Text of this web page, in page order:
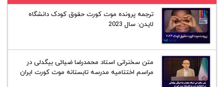
ترجمه پرونده موت کورت حقوق کودک دانشگاه
لایدن: سال 2023
متن سخنرانی استاد محمدرضا ضیائی بیگدلی در
مراسم اختتامیه مدرسه تابستانه موت کورت ایران